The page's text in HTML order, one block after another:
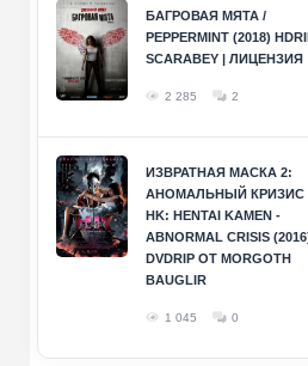
БАГРОВАЯ МЯТА /
PEPPERMINT (2018)
SCARABEY | ЛИЦЕНЗИЯ
2 285 2
ИЗВРАТНАЯ МАСКА 2:
АНОМАЛЬНЫЙ КРИЗИС
HK: HENTAI KAMEN -
ABNORMAL CRISIS
DVDRIP ОТ MORGOTH
BAUGLIR
1 045 0